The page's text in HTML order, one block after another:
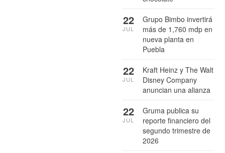
Grupo Bimbo invertirá
más de 1,760 mdp en
nueva planta en
Puebla
22
JUL
Kraft Heinz y The Walt
Disney Company
anuncian una alianza
22
JUL
Gruma publica su
reporte financiero del
segundo trimestre de
2026
22
JUL